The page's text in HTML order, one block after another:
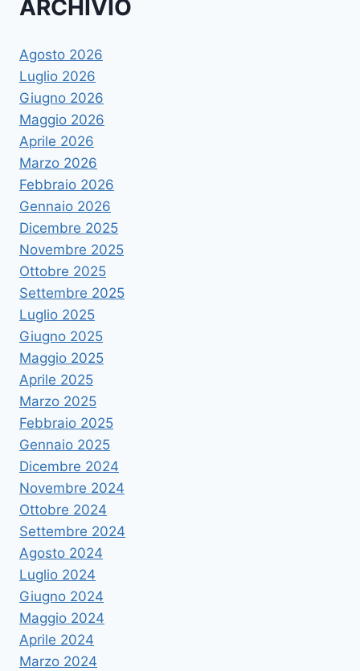
ARCHIVIO
Agosto 2026
Luglio 2026
Giugno 2026
Maggio 2026
Aprile 2026
Marzo 2026
Febbraio 2026
Gennaio 2026
Dicembre 2025
Novembre 2025
Ottobre 2025
Settembre 2025
Luglio 2025
Giugno 2025
Maggio 2025
Aprile 2025
Marzo 2025
Febbraio 2025
Gennaio 2025
Dicembre 2024
Novembre 2024
Ottobre 2024
Settembre 2024
Agosto 2024
Luglio 2024
Giugno 2024
Maggio 2024
Aprile 2024
Marzo 2024